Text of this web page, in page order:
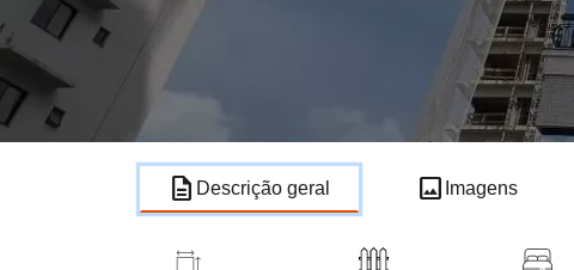
description Descrição geral image Imagens